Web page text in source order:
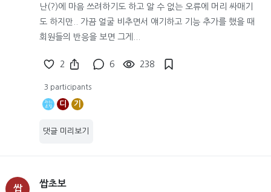
난(?)에 마음 쓰려하기도 하고 알 수 없는 오류에 머리 싸매기
도 하지만.. 가끔 얼굴 비추면서 얘기하고 기능 추가를 했을 때
회원들의 반응을 보면 그게...
2 6 238
3 participants
디 기
댓글 미리보기
쌉
쌉초보